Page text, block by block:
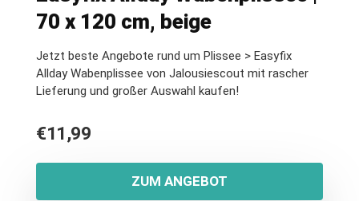
70 x 120 cm, beige
Jetzt beste Angebote rund um Plissee > Easyfix
Allday Wabenplissee von Jalousiescout mit rascher
Lieferung und großer Auswahl kaufen!
€11,99
ZUM ANGEBOT